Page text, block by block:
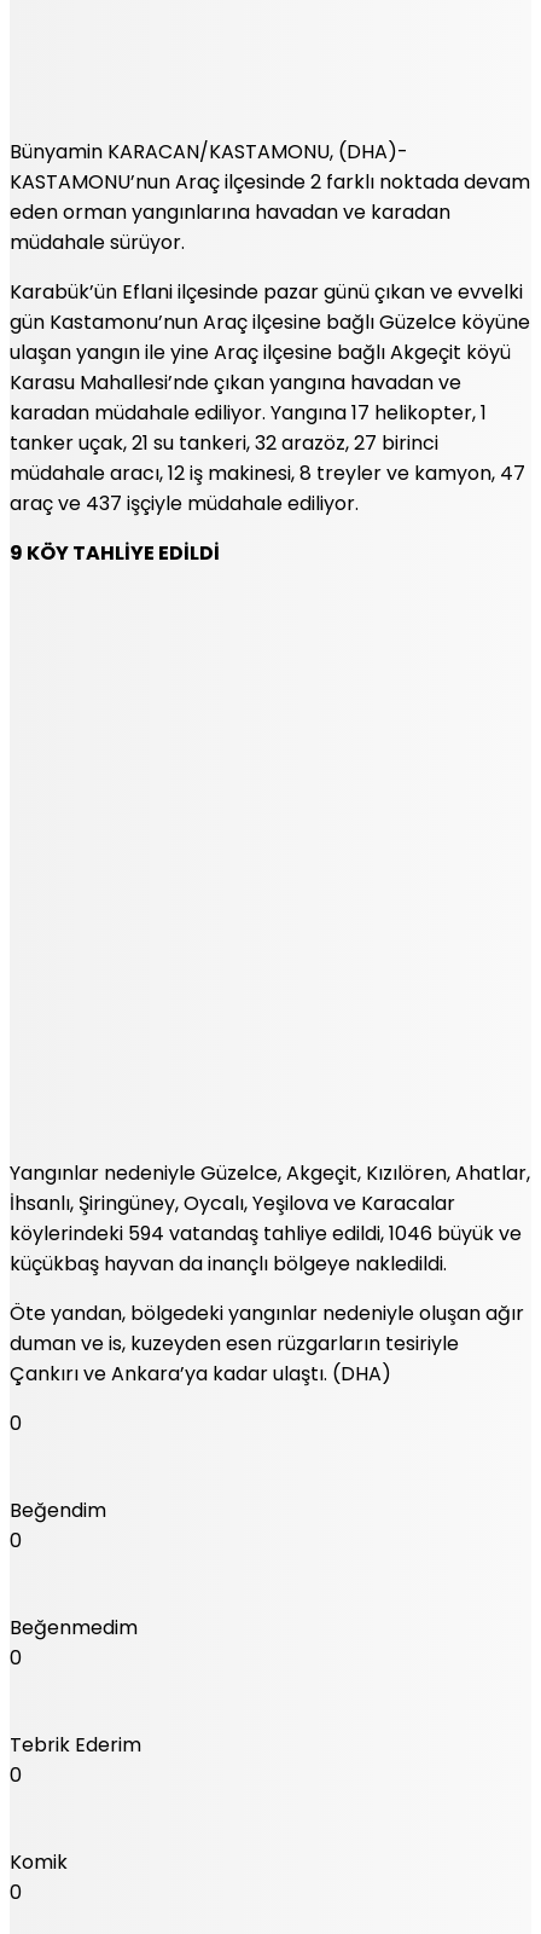
Bünyamin KARACAN/KASTAMONU, (DHA)-
KASTAMONU’nun Araç ilçesinde 2 farklı noktada devam
eden orman yangınlarına havadan ve karadan
müdahale sürüyor.
Karabük’ün Eflani ilçesinde pazar günü çıkan ve evvelki
gün Kastamonu’nun Araç ilçesine bağlı Güzelce köyüne
ulaşan yangın ile yine Araç ilçesine bağlı Akgeçit köyü
Karasu Mahallesi’nde çıkan yangına havadan ve
karadan müdahale ediliyor. Yangına 17 helikopter, 1
tanker uçak, 21 su tankeri, 32 arazöz, 27 birinci
müdahale aracı, 12 iş makinesi, 8 treyler ve kamyon, 47
araç ve 437 işçiyle müdahale ediliyor.
9 KÖY TAHLİYE EDİLDİ
Yangınlar nedeniyle Güzelce, Akgeçit, Kızılören, Ahatlar,
İhsanlı, Şiringüney, Oycalı, Yeşilova ve Karacalar
köylerindeki 594 vatandaş tahliye edildi, 1046 büyük ve
küçükbaş hayvan da inançlı bölgeye nakledildi.
Öte yandan, bölgedeki yangınlar nedeniyle oluşan ağır
duman ve is, kuzeyden esen rüzgarların tesiriyle
Çankırı ve Ankara’ya kadar ulaştı. (DHA)
0
Beğendim
0
Beğenmedim
0
Tebrik Ederim
0
Komik
0